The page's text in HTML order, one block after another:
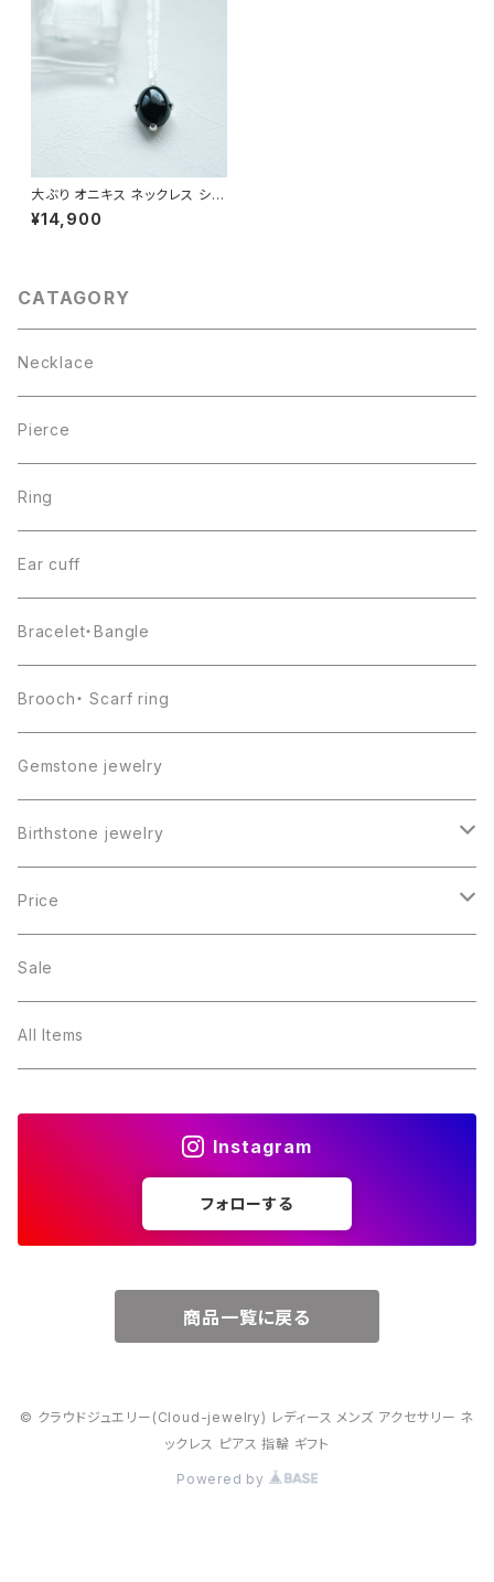
大ぶり オニキス ネックレス シル
バー925
¥14,900
CATAGORY
Necklace
Pierce
Ring
Ear cuff
Bracelet・Bangle
Brooch・ Scarf ring
Gemstone jewelry
Birthstone jewelry
１月・ガーネット
２月・アメジスト
３月・アクアマリン
Price
～5000円
～10000円
Sale
All Items
Instagram
フォローする
商品一覧に戻る
© クラウドジュエリー(Cloud-jewelry) レディース メンズ アクセサリー ネ
ックレス ピアス 指輪 ギフト
Powered by